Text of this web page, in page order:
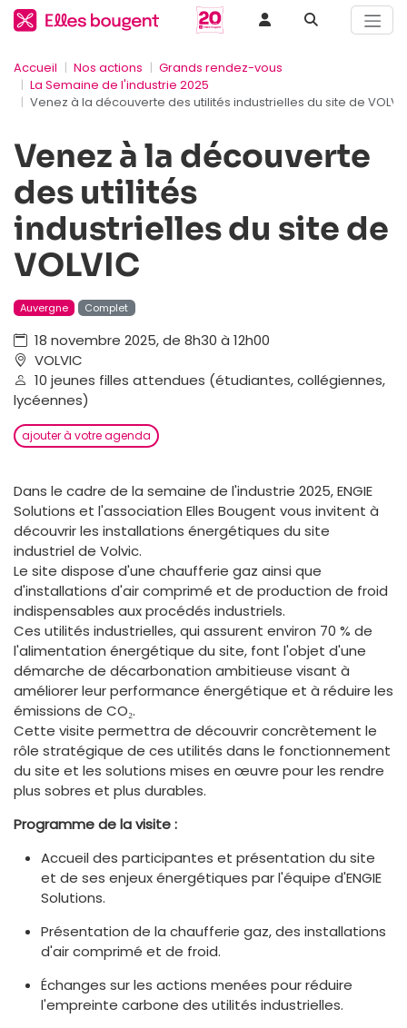
Accueil Nos actions
Grands rendez-vous
La Semaine de l'industrie 2025
Venez à la découverte des utilités industrielles du site de
Venez à la découverte
des utilités
industrielles du site de
VOLVIC
Auvergne Complet
18 novembre 2025, de 8h30 à 12h00
VOLVIC
10 jeunes filles attendues (étudiantes, collégiennes,
lycéennes)
ajouter à votre agenda
Dans le cadre de la semaine de l'industrie 2025, ENGIE
Solutions et l'association Elles Bougent vous invitent à
découvrir les installations énergétiques du site
industriel de Volvic.
Le site dispose d'une chaufferie gaz ainsi que
d'installations d'air comprimé et de production de froid
indispensables aux procédés industriels.
Ces utilités industrielles, qui assurent environ 70 % de
l'alimentation énergétique du site, font l'objet d'une
démarche de décarbonation ambitieuse visant à
améliorer leur performance énergétique et à réduire les
émissions de CO₂.
Cette visite permettra de découvrir concrètement le
rôle stratégique de ces utilités dans le fonctionnement
du site et les solutions mises en œuvre pour les rendre
plus sobres et plus durables.
Programme de la visite :
Accueil des participantes et présentation du site
et de ses enjeux énergétiques par l'équipe d'ENGIE
Solutions.
Présentation de la chaufferie gaz, des installations
d'air comprimé et de froid.
Échanges sur les actions menées pour réduire
l'empreinte carbone des utilités industrielles.